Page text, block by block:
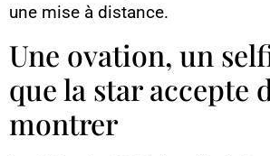
une mise à distance.
Une ovation, un
que la star accepte
montrer